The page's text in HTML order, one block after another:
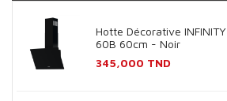
Hotte Décorative
60B 60cm - Noir
Prix
345,000 TND